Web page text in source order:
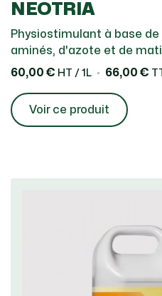
NEOTRIA
Physiostimulant à base
aminés, d'azote et de
60,00 € HT / 1L 66,00 €
Voir ce produit